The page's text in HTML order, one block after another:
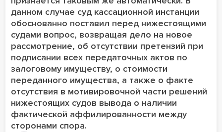
данном случае суд кассационной инстанции
обоснованно поставил перед нижестоящими
судами вопрос, возвращая дело на новое
рассмотрение, об отсутствии претензий при
подписании всех передаточных актов по
залоговому имуществу, о стоимости
переданного имущества, а также о факте
отсутствия в мотивировочной части решений
нижестоящих судов вывода о наличии
фактической аффилированности между
сторонами спора.